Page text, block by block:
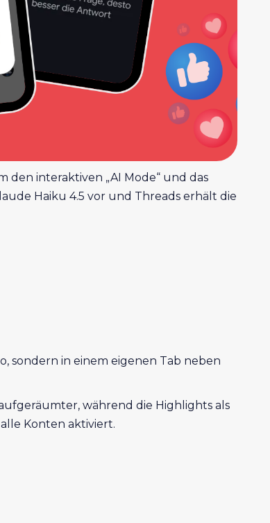
den interaktiven „AI Mode“ und das
Haiku 4.5 vor und Threads erhält die
sondern in einem eigenen Tab neben
während die Highlights als
Konten aktiviert.